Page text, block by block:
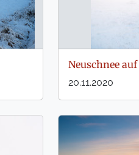
Neuschnee
20.11.2020